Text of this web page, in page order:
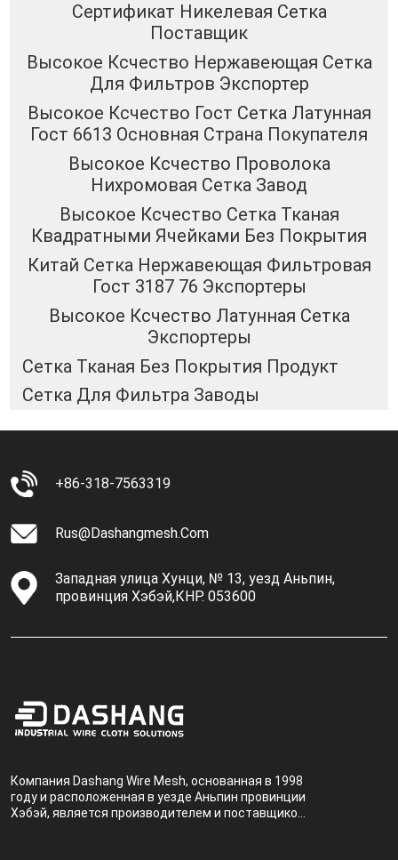
Сертификат Никелевая Сетка
Поставщик
Высокое Ксчество Нержавеющая Сетка
Для Фильтров Экспортер
Высокое Ксчество Гост Сетка Латунная
Гост 6613 Основная Страна Покупателя
Высокое Ксчество Проволока
Нихромовая Сетка Завод
Высокое Ксчество Сетка Тканая
Квадратными Ячейками Без Покрытия
Китай Сетка Нержавеющая Фильтровая
Гост 3187 76 Экспортеры
Высокое Ксчество Латунная Сетка
Экспортеры
Сетка Тканая Без Покрытия Продукт
Сетка Для Фильтра Заводы
+86-318-7563319
Rus@dashangmesh.com
Западная улица Хунци, № 13, уезд Аньпин,
провинция Хэбэй,КНР. 053600
Компания Dashang Wire Mesh, основанная в 1998
году и расположенная в уезде Аньпин провинции
Хэбэй, является производителем и поставщиком,